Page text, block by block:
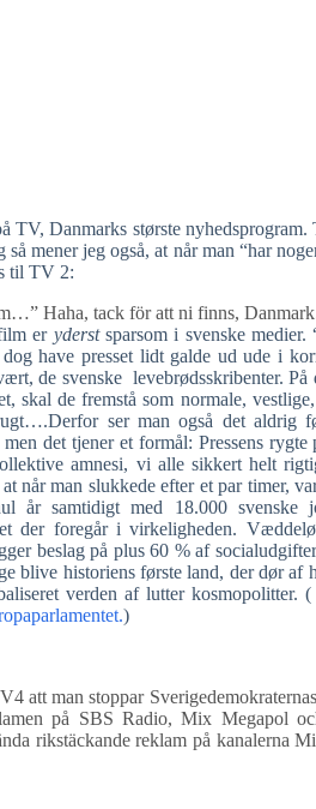
TV, Danmarks største
mener jeg også, at når man “har
til TV 2:
Haha, tack för att ni finns,
er yderst sparsom i svenske
have presset lidt galde ud ude i
de svenske levebrødsskribenter.
skal de fremstå som normale,
ser man også det aldrig
det tjener et formål: Pressens
amnesi, vi alle sikkert helt
når man slukkede efter et par timer,
år samtidigt med 18.000 svenske
der foregår i virkeligheden.
beslag på plus 60 % af
blive historiens første land, der dør
verden af lutter kosmopolitter.
)
att man stoppar
på SBS Radio, Mix Megapol
rikstäckande reklam på kanalerna